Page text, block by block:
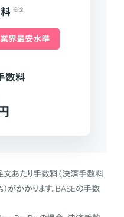
※2
業界最安水準
数料
文あたり手数料（決済手数料
がかかります。BASEの手数